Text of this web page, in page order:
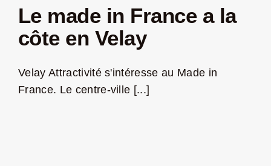
Le made in France a la
côte en Velay
Velay Attractivité s'intéresse au Made in
France. Le centre-ville [...]